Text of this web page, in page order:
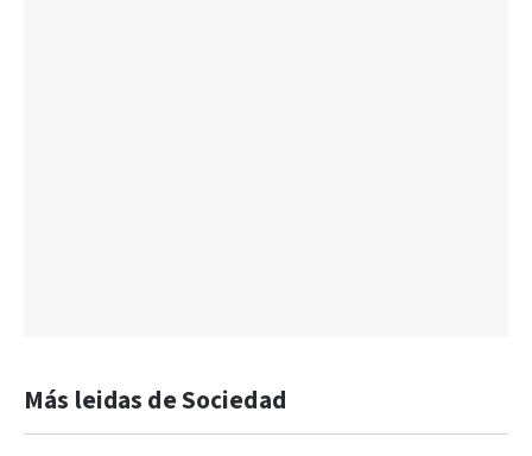
Más leidas de Sociedad